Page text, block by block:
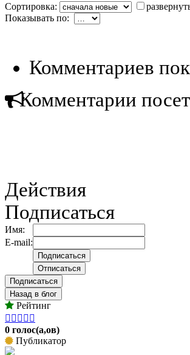
Сортировка:
Показывать по:
Комментариев
Комментарии
Действия
Подписаться
Имя:
E-mail:
Подписаться
Назад в блог
Рейтинг
    
0 голос(а,ов)
Публикатор